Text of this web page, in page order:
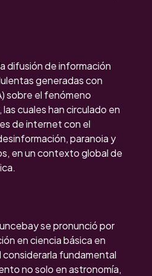
difusión de información
generadas con
sobre el fenómeno
cuales han circulado en
de internet con el
paranoia y
en un contexto global de
se pronunció por
en ciencia básica en
considerarla fundamental
no solo en astronomía,